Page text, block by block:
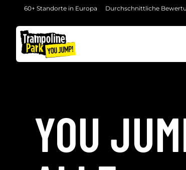
60+ Standorte in Europa Durchschnittliche
YOU